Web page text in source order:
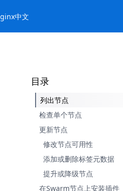
中文
目录
列出节点
检查单个节点
更新节点
修改节点可用性
添加或删除标签元数据
提升或降级节点
在Swarm节点上安装插件